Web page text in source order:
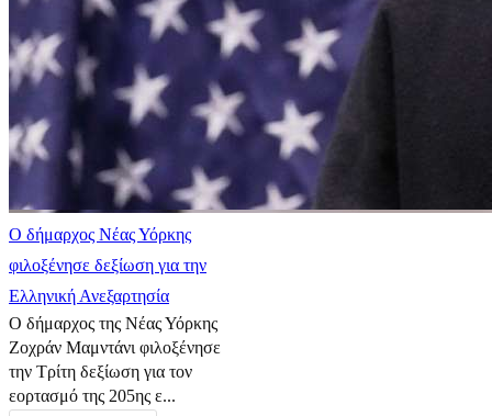
Ο δήμαρχος Νέας Υόρκης
φιλοξένησε δεξίωση για την
Ελληνική Ανεξαρτησία
Ο δήμαρχος της Νέας Υόρκης
Ζοχράν Μαμντάνι φιλοξένησε
την Τρίτη δεξίωση για τον
εορτασμό της 205ης ε...